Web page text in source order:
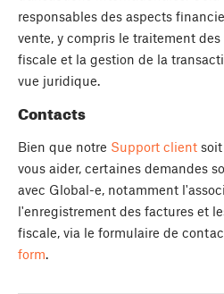
responsables des aspects
vente, y compris le traitement
fiscale et la gestion de la
vue juridique.
Contacts
Bien que notre Support client
vous aider, certaines demandes
avec Global-e, notamment
l'enregistrement des factures et
fiscale, via le formulaire de
form.